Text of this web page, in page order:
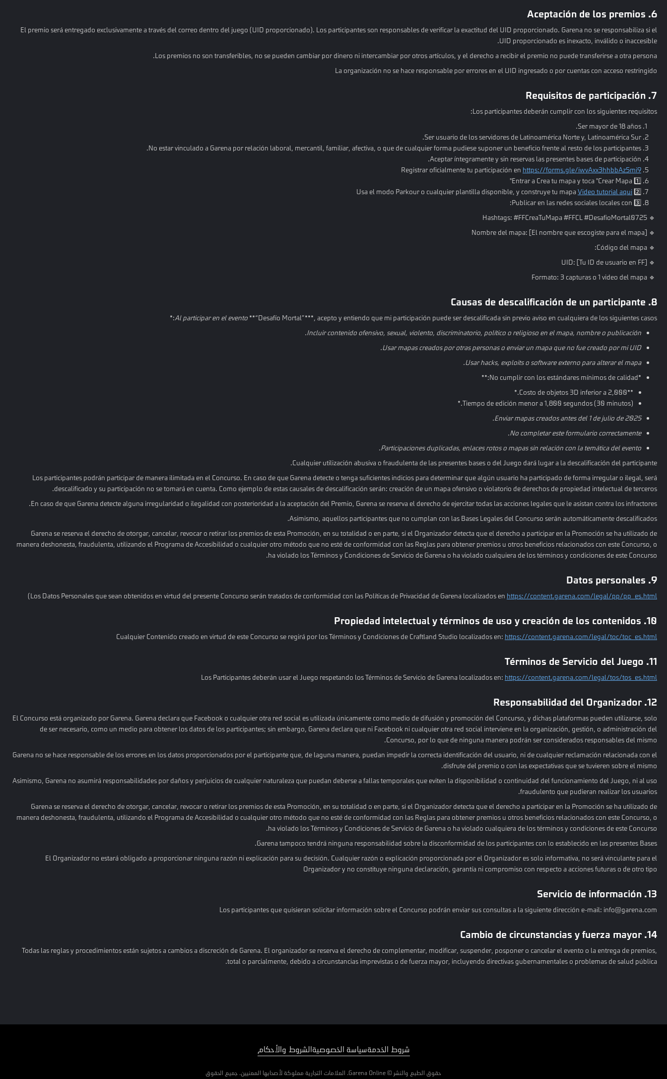
6. Aceptación de los premios
El premio será entregado exclusivamente a través del correo dentro del juego (UID proporcionado). Los participantes son responsables de verificar la exactitud del UID proporcionado. Garena no se responsabiliza si el
UID proporcionado es inexacto, inválido o inaccesible.
Los premios no son transferibles, no se pueden cambiar por dinero ni intercambiar por otros artículos, y el derecho a recibir el premio no puede transferirse a otra persona.
La organización no se hace responsable por errores en el UID ingresado o por cuentas con acceso restringido
7. Requisitos de participación
Los participantes deberán cumplir con los siguientes requisitos:
Ser mayor de 18 años.
Ser usuario de los servidores de Latinoamérica Norte y, Latinoamérica Sur.
No estar vinculado a Garena por relación laboral, mercantil, familiar, afectiva, o que de cualquier forma pudiese suponer un beneficio frente al resto de los participantes.
Aceptar íntegramente y sin reservas las presentes bases de participación.
Registrar oficialmente tu participación en https://forms.gle/iwvAxx3hhbbAz5mi9
1️⃣ Entrar a Crea tu mapa y toca "Crear Mapa"
2️⃣ Usa el modo Parkour o cualquier plantilla disponible, y construye tu mapa
Video tutorial aqui
3️⃣ Publicar en las redes sociales locales con:
​ 🔹 Hashtags: #FFCreaTuMapa #FFCL #DesafioMortal0725
​ 🔹 Nombre del mapa: [El nombre que escogiste para el mapa]
​ 🔹 Código del mapa:
​ 🔹 UID: [Tu ID de usuario en FF]
​ 🔹 Formato: 3 capturas o 1 video del mapa
8. Causas de descalificación de un participante
Al participar en el evento **“Desafío Mortal”***, acepto y entiendo que mi participación puede ser descalificada sin previo aviso en cualquiera de los siguientes casos:*
Incluir contenido ofensivo, sexual, violento, discriminatorio, político o religioso en el mapa, nombre o publicación.
Usar mapas creados por otras personas o enviar un mapa que no fue creado por mi UID.
Usar hacks, exploits o software externo para alterar el mapa.
*No cumplir con los estándares mínimos de calidad:**
**Costo de objetos 3D inferior a 2,000.*
Tiempo de edición menor a 1,800 segundos (30 minutos).*
Enviar mapas creados antes del 1 de julio de 2025.
No completar este formulario correctamente.
Participaciones duplicadas, enlaces rotos o mapas sin relación con la temática del evento.
Cualquier utilización abusiva o fraudulenta de las presentes bases o del Juego dará lugar a la descalificación del participante.
Los participantes podrán participar de manera ilimitada en el Concurso. En caso de que Garena detecte o tenga suficientes indicios para determinar que algún usuario ha participado de forma irregular o ilegal, será
descalificado y su participación no se tomará en cuenta. Como ejemplo de estas causales de descalificación serán: creación de un mapa ofensivo o violatorio de derechos de propiedad intelectual de terceros.
En caso de que Garena detecte alguna irregularidad o ilegalidad con posterioridad a la aceptación del Premio, Garena se reserva el derecho de ejercitar todas las acciones legales que le asistan contra los infractores.
Asimismo, aquellos participantes que no cumplan con las Bases Legales del Concurso serán automáticamente descalificados.
Garena se reserva el derecho de otorgar, cancelar, revocar o retirar los premios de esta Promoción, en su totalidad o en parte, si el Organizador detecta que el derecho a participar en la Promoción se ha utilizado de
manera deshonesta, fraudulenta, utilizando el Programa de Accesibilidad o cualquier otro método que no esté de conformidad con las Reglas para obtener premios u otros beneficios relacionados con este Concurso, o
ha violado los Términos y Condiciones de Servicio de Garena o ha violado cualquiera de los términos y condiciones de este Concurso.
9. Datos personales
Los Datos Personales que sean obtenidos en virtud del presente Concurso serán tratados de conformidad con las Políticas de Privacidad de Garena localizados en https://content.garena.com/legal/pp/pp_es.html
)
10. Propiedad intelectual y términos de uso y creación de los contenidos
Cualquier Contenido creado en virtud de este Concurso se regirá por los Términos y Condiciones de Craftland Studio localizados en: https://content.garena.com/legal/toc/toc_es.html
11. Términos de Servicio del Juego
Los Participantes deberán usar el Juego respetando los Términos de Servicio de Garena localizados en: https://content.garena.com/legal/tos/tos_es.html
12. Responsabilidad del Organizador
El Concurso está organizado por Garena. Garena declara que Facebook o cualquier otra red social es utilizada únicamente como medio de difusión y promoción del Concurso, y dichas plataformas pueden utilizarse, solo
de ser necesario, como un medio para obtener los datos de los participantes; sin embargo, Garena declara que ni Facebook ni cualquier otra red social interviene en la organización, gestión, o administración del
Concurso, por lo que de ninguna manera podrán ser considerados responsables del mismo.
Garena no se hace responsable de los errores en los datos proporcionados por el participante que, de laguna manera, puedan impedir la correcta identificación del usuario, ni de cualquier reclamación relacionada con el
disfrute del premio o con las expectativas que se tuvieren sobre el mismo.
Asimismo, Garena no asumirá responsabilidades por daños y perjuicios de cualquier naturaleza que puedan deberse a fallas temporales que eviten la disponibilidad o continuidad del funcionamiento del Juego, ni al uso
fraudulento que pudieran realizar los usuarios.
Garena se reserva el derecho de otorgar, cancelar, revocar o retirar los premios de esta Promoción, en su totalidad o en parte, si el Organizador detecta que el derecho a participar en la Promoción se ha utilizado de
manera deshonesta, fraudulenta, utilizando el Programa de Accesibilidad o cualquier otro método que no esté de conformidad con las Reglas para obtener premios u otros beneficios relacionados con este Concurso, o
ha violado los Términos y Condiciones de Servicio de Garena o ha violado cualquiera de los términos y condiciones de este Concurso.
Garena tampoco tendrá ninguna responsabilidad sobre la disconformidad de los participantes con lo establecido en las presentes Bases.
El Organizador no estará obligado a proporcionar ninguna razón ni explicación para su decisión. Cualquier razón o explicación proporcionada por el Organizador es solo informativa, no será vinculante para el
Organizador y no constituye ninguna declaración, garantía ni compromiso con respecto a acciones futuras o de otro tipo
13. Servicio de información
Los participantes que quisieran solicitar información sobre el Concurso podrán enviar sus consultas a la siguiente dirección e-mail: info@garena.com
14. Cambio de circunstancias y fuerza mayor
Todas las reglas y procedimientos están sujetos a cambios a discreción de Garena. El organizador se reserva el derecho de complementar, modificar, suspender, posponer o cancelar el evento o la entrega de premios,
total o parcialmente, debido a circunstancias imprevistas o de fuerza mayor, incluyendo directivas gubernamentales o problemas de salud pública.
شروط الخدمةسياسة الخصوصيةالشروط والأحكام